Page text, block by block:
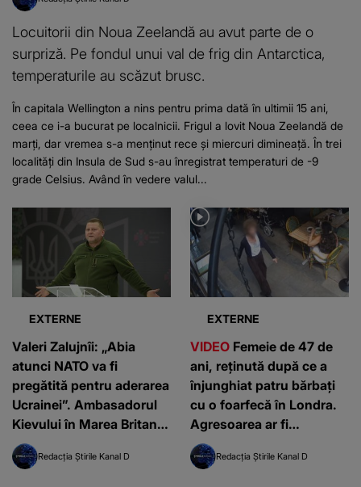
Locuitorii din Noua Zeelandă au avut parte de o
surpriză. Pe fondul unui val de frig din Antarctica,
temperaturile au scăzut brusc.
În capitala Wellington a nins pentru prima dată în ultimii 15 ani,
ceea ce i-a bucurat pe localnicii. Frigul a lovit Noua Zeelandă de
marți, dar vremea s-a menținut rece și miercuri dimineață. În trei
localități din Insula de Sud s-au înregistrat temperaturi de -9
grade Celsius. Având în vedere valul...
EXTERNE
Valeri Zalujnîi: „Abia
atunci NATO va fi
pregătită pentru aderarea
Ucrainei”. Ambasadorul
Kievului în Marea Britanie
spune că blocul militar
funcționează după
Redacția Știrile Kanal D
EXTERNE
VIDEO Femeie de 47 de
ani, reținută după ce a
înjunghiat patru bărbați
cu o foarfecă în Londra.
Agresoarea ar fi
româncă: „O cunosc de la
centru”Redacția Știrile Kanal D